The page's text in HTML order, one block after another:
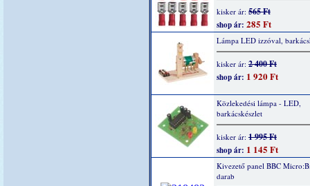
kisker ár: 565 Ft
shop ár: 285 Ft
Lámpa LED izzóval,
kisker ár: 2 400 Ft
shop ár: 1 920 Ft
Közlekedési lámpa - LED,
barkácskészlet
kisker ár: 1 995 Ft
shop ár: 1 145 Ft
Kivezető panel BBC
darab